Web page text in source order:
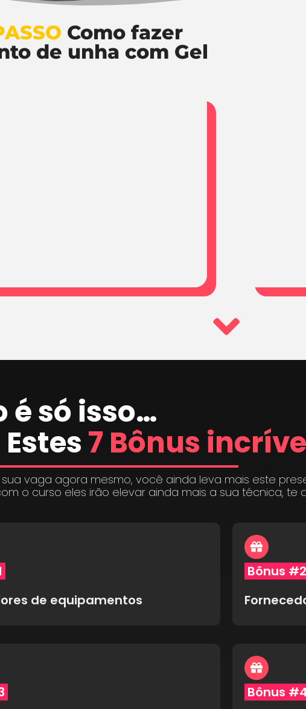
Como fazer
de unha com Gel
é só isso…
7 Bônus
vaga agora mesmo, você ainda leva mais este
o curso eles irão elevar ainda mais a sua técnica,
de equipamentos
Bônus #2
Bônus